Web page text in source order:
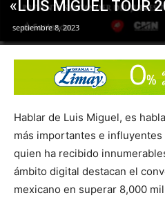
«LUIS MIGUEL TOUR
septiembre 8, 2023
Hablar de Luis Miguel, es
más importantes e
quien ha recibido
ámbito digital destacan el
mexicano en superar 8,000